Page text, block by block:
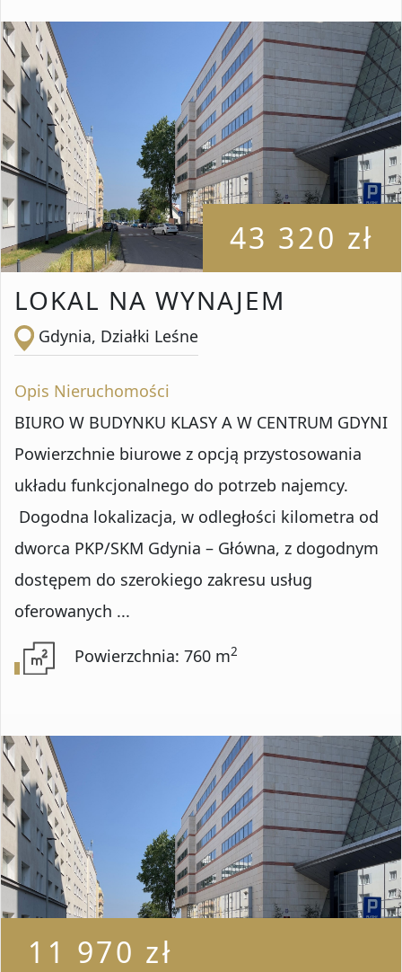
Oferty specjalne
Oferty bez prowizji
Oferty na wyłączność
43 320 zł
LOKAL NA WYNAJEM
Gdynia, Działki Leśne
Opis Nieruchomości
BIURO W BUDYNKU KLASY A W CENTRUM GDYNI
Powierzchnie biurowe z opcją przystosowania
układu funkcjonalnego do potrzeb najemcy.
Dogodna lokalizacja, w odległości kilometra od
dworca PKP/SKM Gdynia – Główna, z dogodnym
dostępem do szerokiego zakresu usług
oferowanych ...
Powierzchnia: 760 m2
11 970 zł